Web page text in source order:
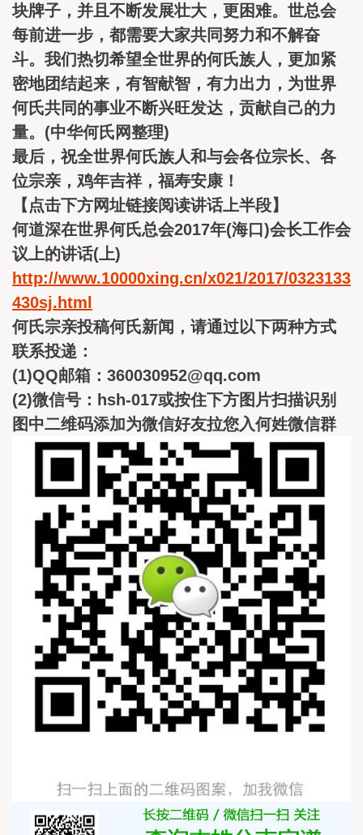
块牌子，并且不断发展壮大，更困难。世总会
每前进一步，都需要大家共同努力和不解奋
斗。我们热切希望全世界的何氏族人，更加紧
密地团结起来，有智献智，有力出力，为世界
何氏共同的事业不断兴旺发达，贡献自己的力
量。(中华何氏网整理)
最后，祝全世界何氏族人和与会各位宗长、各
位宗亲，鸡年吉祥，福寿安康！
【点击下方网址链接阅读讲话上半段】
何道深在世界何氏总会2017年(海口)会长工作会
议上的讲话(上)
http://www.10000xing.cn/x021/2017/0323133
430sj.html
何氏宗亲投稿何氏新闻，请通过以下两种方式
联系投递：
(1)QQ邮箱：360030952@qq.com
(2)微信号：hsh-017或按住下方图片扫描识别
图中二维码添加为微信好友拉您入何姓微信群